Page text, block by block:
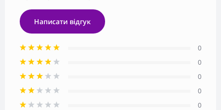
Написати відгук
0
0
0
0
0